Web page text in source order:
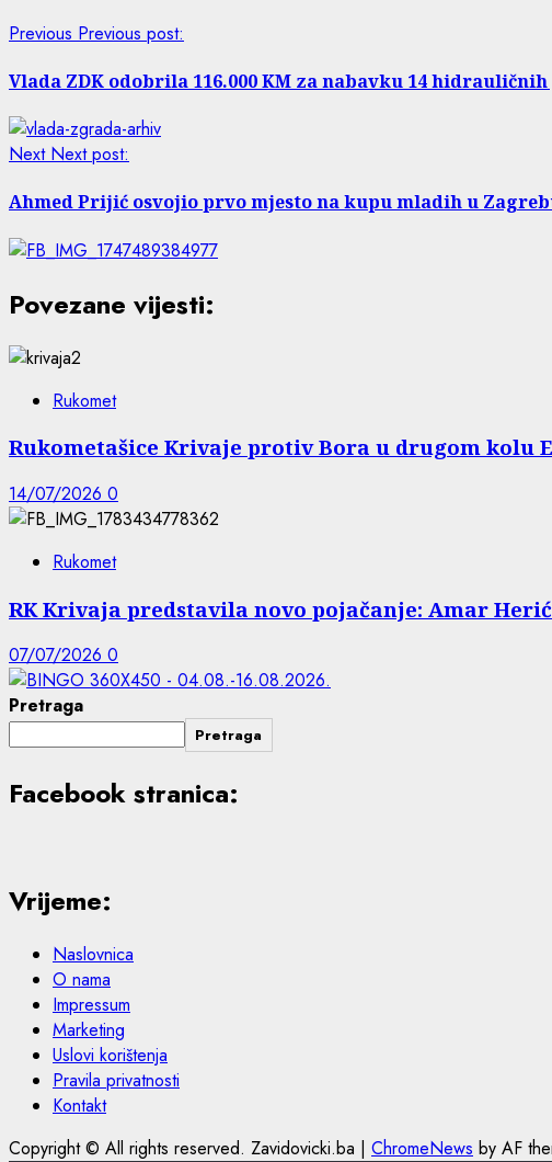
Previous Previous post:
Vlada ZDK odobrila 116.000 KM za nabavku 14
Next Next post:
Ahmed Prijić osvojio prvo mjesto na kupu mladih u
Povezane vijesti:
Rukomet
Rukometašice Krivaje protiv Bora u drugom kolu
14/07/2026 0
Rukomet
RK Krivaja predstavila novo pojačanje: Amar
07/07/2026 0
Pretraga
Pretraga
Facebook stranica:
Vrijeme:
Naslovnica
O nama
Impressum
Marketing
Uslovi korištenja
Pravila privatnosti
Kontakt
Copyright © All rights reserved. Zavidovicki.ba | ChromeNews by AF